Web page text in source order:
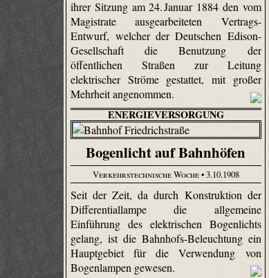
ihrer Sitzung am 24. Januar 1884 den vom
Magistrate ausgearbeiteten Vertrags-
Entwurf, welcher der Deutschen Edison-
Gesellschaft die Benutzung der
öffentlichen Straßen zur Leitung
elektrischer Ströme gestattet, mit großer
Mehrheit angenommen.
ENERGIEVERSORGUNG
Bogenlicht auf Bahnhöfen
Verkehrstechnische Woche• 3.10.1908
Seit der Zeit, da durch Konstruktion der
Differentiallampe die allgemeine
Einführung des elektrischen Bogenlichts
gelang, ist die Bahnhofs-Beleuchtung ein
Hauptgebiet für die Verwendung von
Bogenlampen gewesen.